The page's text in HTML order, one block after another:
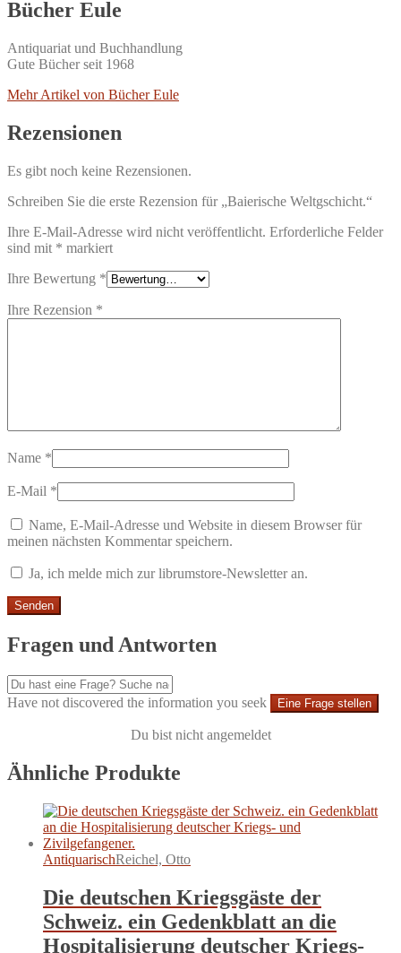
Bücher Eule
Antiquariat und Buchhandlung
Gute Bücher seit 1968
Mehr Artikel von Bücher Eule
Rezensionen
Es gibt noch keine Rezensionen.
Schreiben Sie die erste Rezension für „Baierische Weltgschicht.“
Ihre E-Mail-Adresse wird nicht veröffentlicht. Erforderliche Felder
sind mit * markiert
Ihre Bewertung *
Ihre Rezension *
Name *
E-Mail *
Name, E-Mail-Adresse und Website in diesem Browser für
meinen nächsten Kommentar speichern.
Ja, ich melde mich zur librumstore-Newsletter an.
Fragen und Antworten
Have not discovered the information you seek Eine Frage stellen
Du bist nicht angemeldet
Ähnliche Produkte
AntiquarischReichel, Otto
Die deutschen Kriegsgäste der
Schweiz. ein Gedenkblatt an die
Hospitalisierung deutscher Kriegs-